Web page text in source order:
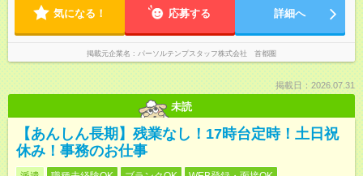
気になる！ 応募する 詳細へ
掲載元企業名 パーソルテンプスタッフ株式会社 首都圏
掲載日：2026.07.31
未読
【あんしん長期】残業なし！17時台定時！土日祝
休み！事務のお仕事